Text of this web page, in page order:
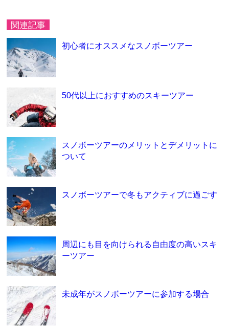
関連記事
初心者にオススメなスノボーツアー
50代以上におすすめのスキーツアー
スノボーツアーのメリットとデメリットに
ついて
スノボーツアーで冬もアクティブに過ごす
周辺にも目を向けられる自由度の高いスキ
ーツアー
未成年がスノボーツアーに参加する場合